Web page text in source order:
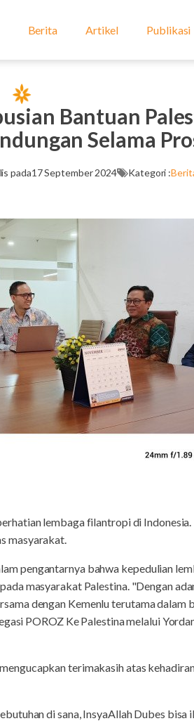
Berita Artikel Publikasi
Bantuan
Selama
pada17 September 2024 Kategori :
lembaga filantropi di Indonesia.
masyarakat.
pengantarnya bahwa kepedulian
masyarakat Palestina. "Dengan
dengan Kemenlu terutama dalam
POROZ Ke Palestina melalui
terimakasih atas
di sana, InsyaAllah Dubes bisa